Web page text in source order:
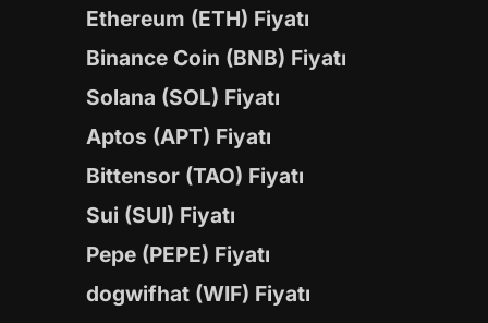
Ethereum (ETH) Fiyatı
Binance Coin (BNB) Fiyatı
Solana (SOL) Fiyatı
Aptos (APT) Fiyatı
Bittensor (TAO) Fiyatı
Sui (SUI) Fiyatı
Pepe (PEPE) Fiyatı
dogwifhat (WIF) Fiyatı